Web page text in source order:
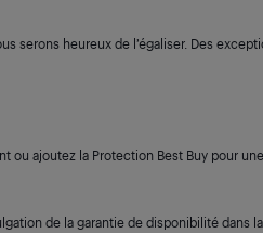
serons heureux de l’égaliser. Des
ou ajoutez la Protection Best Buy pour
de la garantie de disponibilité dans